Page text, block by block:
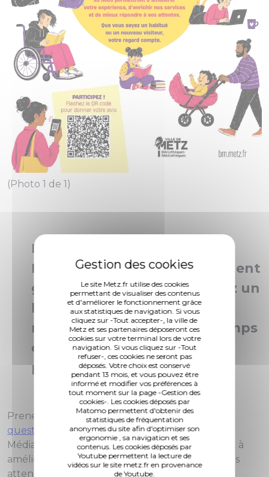
Le site Metz.fr utilise des cookies
permettant de visualiser des contenus
et d'améliorer le fonctionnement grâce
aux statistiques de navigation. Si vous
cliquez sur -Tout accepter-, la ville de
Metz et ses partenaires déposeront ces
cookies sur votre terminal lors de votre
navigation. Si vous cliquez sur -Tout
refuser-, ces cookies ne seront pas
déposés. Votre choix est conservé
pendant 13 mois, et vous pouvez être
informé et modifier vos préférences à
tout moment sur la page -Gestion des
cookies-. Les cookies déposés par
Matomo permettent d'obtenir des
statistiques de fréquentation
anonymes du site afin d'optimiser son
ergonomie , sa navigation et ses
contenus. Les cookies déposés par
Youtube permettent la lecture de
vidéos sur le site metz.fr en provenance
de Youtube.
(Photo 1 de 1)
Les Bibliothèques-
Médiathèques de Metz évoluent
grâce à vous. Que vous soyez un
habitué ou que vous vous
rendiez dans ces lieux de temps
en temps, votre retour est
précieux.
Prenez quelques minutes pourrépondre au
questionnairedu réseau des Bibliothèques-
Médiathèques de Metz. Vos idées nous aideront à
améliorer nos services et à mieux répondre à vos
attentes.